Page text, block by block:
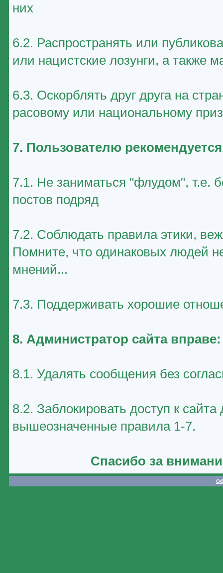
них
6.2. Распространять или
или нацистские лозунги, а также
6.3. Оскорблять друг друга на
расовому или национальному
7. Пользователю
7.1. Не заниматься "флудом", т.е.
постов подряд
7.2. Соблюдать правила этики,
Помните, что одинаковых людей
мнений...
7.3. Поддерживать хорошие
8. Администратор сайта вправе:
8.1. Удалять сообщения без
8.2. Заблокировать доступ к
вышеозначенные правила 1-7.
Спасибо за